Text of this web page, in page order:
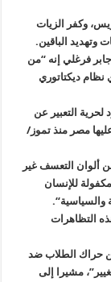
وكفر الزيات
وتهديد الباقين.
فرغلي إنه “من
نظام ديكتاتوري
التعبير عن
مصر منذ تموز/
ألوان التعسف غير
للإنسان
والسياسية“.
التظاهرات
حراك الطلاب ضد
مشيرا إلى